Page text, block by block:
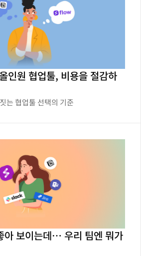
인원 협업툴, 비용을 절감하
는 협업툴 선택의 기준
아 보이는데… 우리 팀엔 뭐가